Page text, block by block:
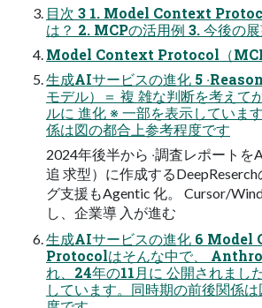
⽬次 3 1. Model Context
は？ 2. MCPの活⽤例 3. 今後の
Model Context Protocol（
⽣成AIサービスの進化 5
モデル）＝ 複 雑な判断を考えて
ルに 進化 ※ ⼀部を表⽰していま
係は図の都合上参考程度です
2024年後半から ‧調査レポートを
追 求型）に作成するDeepReserch
グ⽀援もAgentic 化。 Cursor/
し、企業導 ⼊が進む
⽣成AIサービスの進化 6 Model
Protocolはそんな中で、
れ、24年の11⽉に 公開されまし
しています。同時期の前後関係